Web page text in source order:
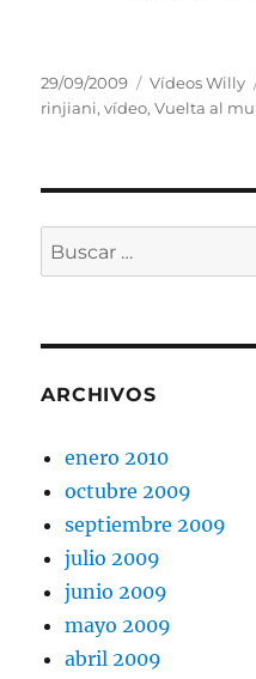
Publicado
el
29/09/2009 Categorías
Vídeos Willy
rinjiani,vídeo,Vuelta al
Buscar
por:
ARCHIVOS
enero 2010
octubre 2009
septiembre 2009
julio 2009
junio 2009
mayo 2009
abril 2009